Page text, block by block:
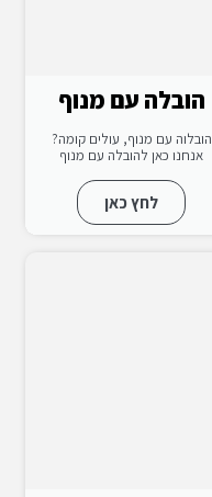
הובלה עם מנוף
הובלוה עם מנוף, עולים קומה?
אנחנו כאן להובלה עם מנוף
לחץ כאן